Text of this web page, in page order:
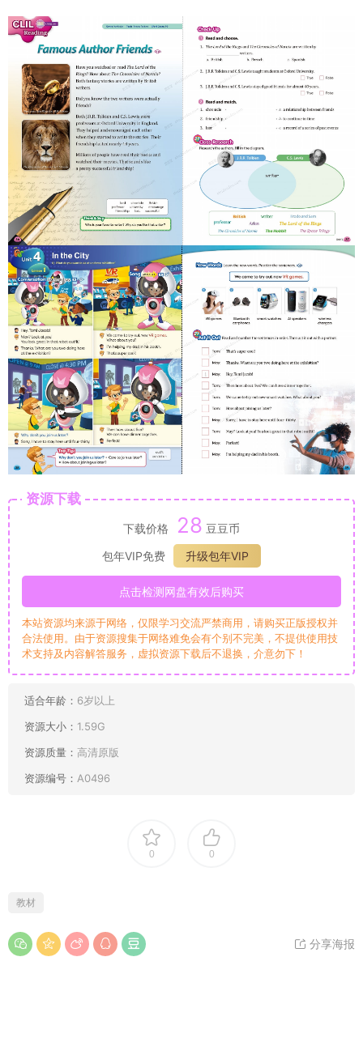
资源下载
下载价格 28 豆豆币
包年VIP免费
升级包年VIP
点击检测网盘有效后购买
本站资源均来源于网络，仅限学习交流严禁商用，请购买正版授权并
合法使用。由于资源搜集于网络难免会有个别不完美，不提供使用技
术支持及内容解答服务，虚拟资源下载后不退换，介意勿下！
适合年龄： 6岁以上
资源大小： 1.59G
资源质量： 高清原版
资源编号： A0496
0 0
教材
分享海报